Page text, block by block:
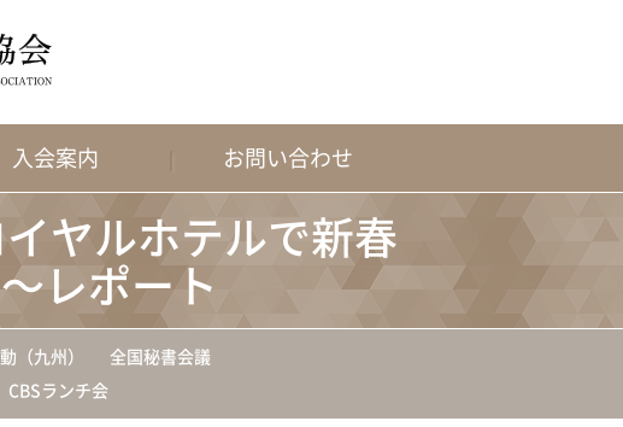
入会案内 お問い合わせ
ヤルホテルで新春
レポート
（九州）
全国秘書会議
CBSランチ会